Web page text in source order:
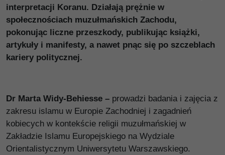
interpretacji Koranu. Działają prężnie w
społecznościach muzułmańskich Zachodu,
pokonując liczne przeszkody, publikując książki,
artykuły i manifesty, a nawet pnąc się po szczeblach
kariery politycznej.
Dr Marta Widy-Behiesse – prowadzi badania i zajęcia z
zakresu islamu w Europie Zachodniej i zagadnień
kobiecych w kontekście religii muzułmańskiej w
Zakładzie Islamu Europejskiego na Wydziale
Orientalistycznym Uniwersytetu Warszawskiego.